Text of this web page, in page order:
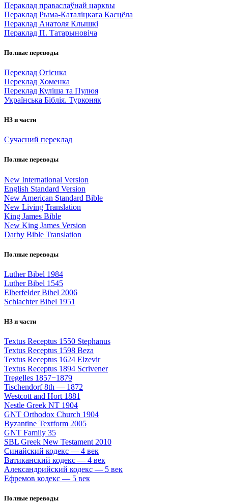
Пераклад праваслаўнай царквы
Пераклад Рыма-Каталіцкага Касцёла
Пераклад Анатоля Клышкi
Пераклад П. Татарыновіча
Полные переводы
Переклад Огієнка
Переклад Хоменка
Переклад Куліша та Пулюя
Українська Біблія. Турконяк
НЗ и части
Сучасний переклад
Полные переводы
New International Version
English Standard Version
New American Standard Bible
New Living Translation
King James Bible
New King James Version
Darby Bible Translation
Полные переводы
Luther Bibel 1984
Luther Bibel 1545
Elberfelder Bibel 2006
Schlachter Bibel 1951
НЗ и части
Textus Receptus 1550 Stephanus
Textus Receptus 1598 Beza
Textus Receptus 1624 Elzevir
Textus Receptus 1894 Scrivener
Tregelles 1857−1879
Tischendorf 8th — 1872
Westcott and Hort 1881
Nestle Greek NT 1904
GNT Orthodox Church 1904
Byzantine Textform 2005
GNT Family 35
SBL Greek New Testament 2010
Синайский кодекс — 4 век
Ватиканский кодекс — 4 век
Александрийский кодекс — 5 век
Ефремов кодекс — 5 век
Полные переводы